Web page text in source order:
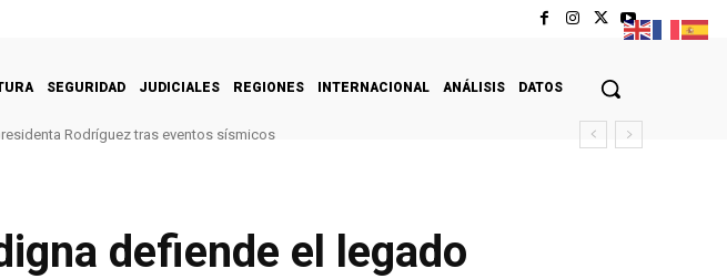
SEGURIDAD JUDICIALES REGIONES INTERNACIONAL ANÁLISIS DATOS
Rodríguez tras eventos sísmicos
defiende el legado